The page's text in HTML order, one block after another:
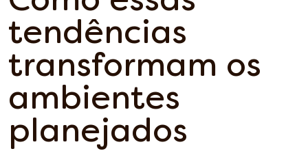
tendências
transformam os
ambientes
planejados